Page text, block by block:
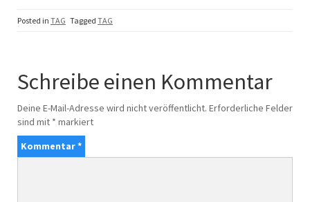
Posted in TAG Tagged TAG
Schreibe einen Kommentar
Deine E-Mail-Adresse wird nicht veröffentlicht. Erforderliche Felder
sind mit * markiert
Kommentar*